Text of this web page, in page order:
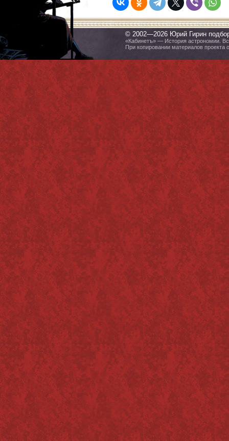
© 2002—2026 Юрий Гирин
«Кабинетъ» — История астрономии.
При копировании материалов проекта